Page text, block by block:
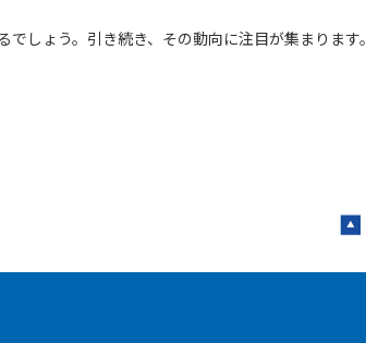
しょう。引き続き、その動向に注目が集まります。